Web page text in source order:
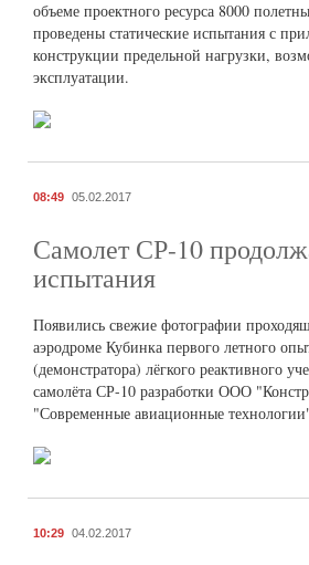
объеме проектного ресурса 8000
проведены статические испытания с
конструкции предельной нагрузки,
эксплуатации.
08:49 05.02.2017
Самолет СР-10
испытания
Появились свежие фотографии
аэродроме Кубинка первого летного
(демонстратора) лёгкого реактивного
самолёта СР-10 разработки ООО
"Современные авиационные
10:29 04.02.2017